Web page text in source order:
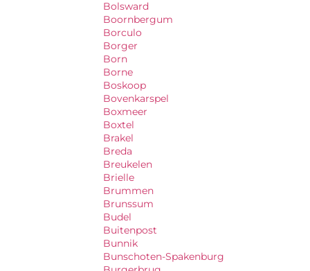
Bolsward
Boornbergum
Borculo
Borger
Born
Borne
Boskoop
Bovenkarspel
Boxmeer
Boxtel
Brakel
Breda
Breukelen
Brielle
Brummen
Brunssum
Budel
Buitenpost
Bunnik
Bunschoten-Spakenburg